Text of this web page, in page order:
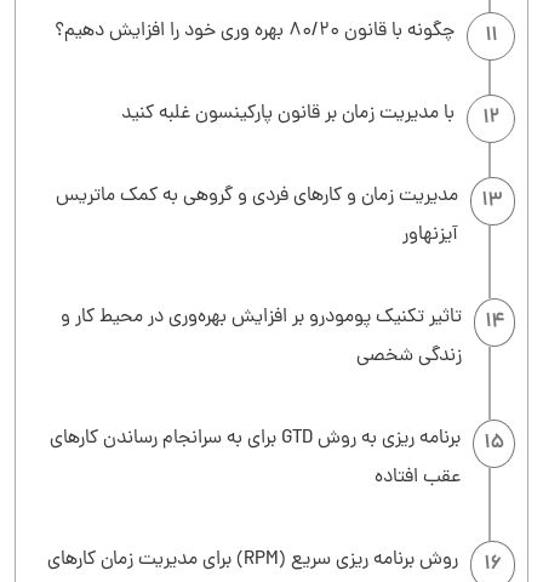
11 چگونه با قانون 80/20 بهره وری خود را افزایش دهیم؟
12 با مدیریت زمان بر قانون پارکینسون غلبه کنید
13
مدیریت زمان و کارهای فردی و گروهی به کمک ماتریس
آیزنهاور
14
تاثیر تکنیک پومودرو بر افزایش بهره‌وری در محیط کار و
زندگی شخصی
15
برنامه ریزی به روش GTD برای به سرانجام رساندن کارهای
عقب افتاده
16
روش برنامه ریزی سریع (RPM) برای مدیریت زمان کارهای